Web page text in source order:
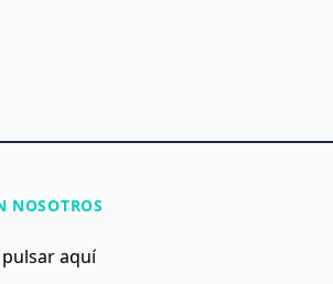
NOSOTROS
pulsar aquí